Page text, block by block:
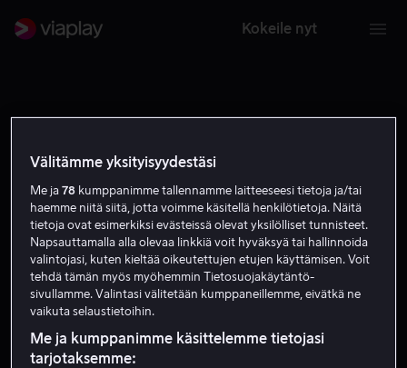
Kokeile nyt
Välitämme yksityisyydestäsi
Me ja78 kumppanimme tallennamme laitteeseesi tietoja ja/tai
haemme niitä siitä, jotta voimme käsitellä henkilötietoja. Näitä
tietoja ovat esimerkiksi evästeissä olevat yksilölliset tunnisteet.
Napsauttamalla alla olevaa linkkiä voit hyväksyä tai hallinnoida
valintojasi, kuten kieltää oikeutettujen etujen käyttämisen. Voit
tehdä tämän myös myöhemmin Tietosuojakäytäntö-
sivullamme. Valintasi välitetään kumppaneillemme, eivätkä ne
vaikuta selaustietoihin.
Me ja kumppanimme käsittelemme tietojasi
tarjotaksemme: